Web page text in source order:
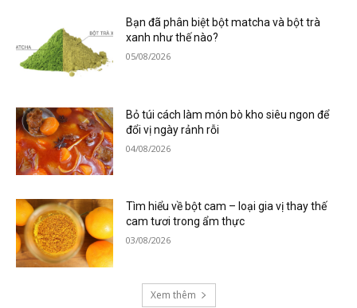
Bạn đã phân biệt bột matcha và bột trà
xanh như thế nào?
05/08/2026
Bỏ túi cách làm món bò kho siêu ngon để
đổi vị ngày rảnh rỗi
04/08/2026
Tìm hiểu về bột cam – loại gia vị thay thế
cam tươi trong ẩm thực
03/08/2026
Xem thêm